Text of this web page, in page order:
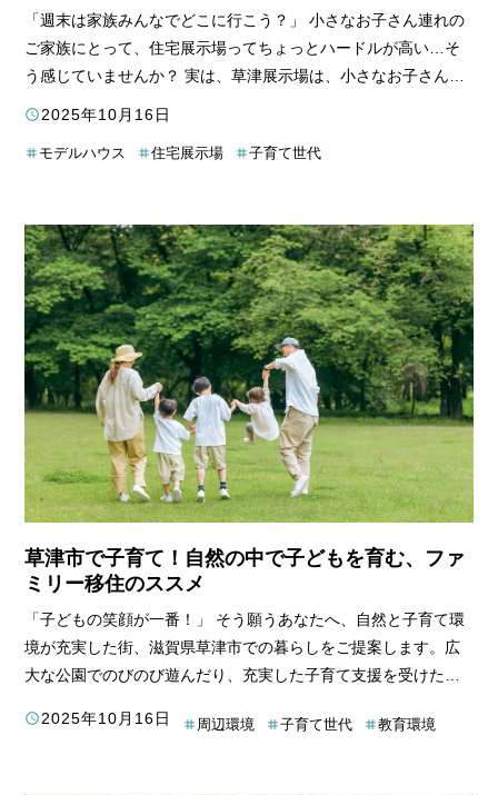
「週末は家族みんなでどこに行こう？」
小さなお子さん連れの
ご家族にとって、住宅展示場ってちょっとハードルが高い…そ
う感じていませんか？ 実は、草津展示場は、小さなお子さん連
備されているから、パパもママも安心。この記事では、実際に
たい情報から、おすすめのモデルハウスまで、草津展示場をも
っと楽しめる情報が満載です。この記事を読めば、あなたもき
っと「草津展示場、行ってみよう！」って思うはず！
2025年10月16日
モデルハウス 住宅展示場 子育て世代
草津市で子育て！自然の中で子どもを育む、ファ
ミリー移住のススメ
「子どもの笑顔が一番！」 そう願うあなたへ、自然と子育て環
境が充実した街、滋賀県草津市での暮らしをご提案します。広
大な公園でのびのび遊んだり、充実した子育て支援を受けた
ます。この記事では、草津市の魅力を余すところなくご紹介。
2025年10月16日 周辺環境 子育て世代 教育環境